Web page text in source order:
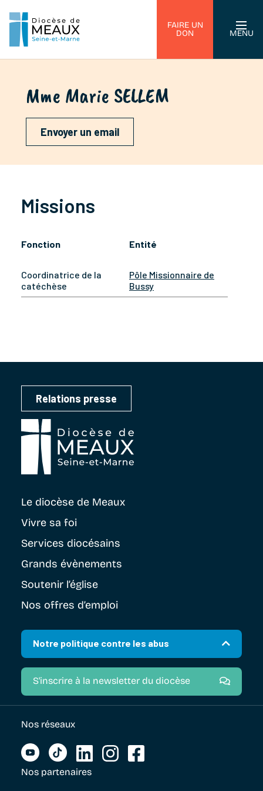
FAIRE UN
DON
MENU
Mme Marie SELLEM
Envoyer un email
Missions
Fonction Entité
Coordinatrice de la
catéchèse
Pôle Missionnaire de
Bussy
Relations presse
Le diocèse de Meaux
Vivre sa foi
Services diocésains
Grands évènements
Soutenir l’église
Nos offres d’emploi
Notre politique contre les abus
S'inscrire à la newsletter du diocèse
Nos réseaux
Nos partenaires